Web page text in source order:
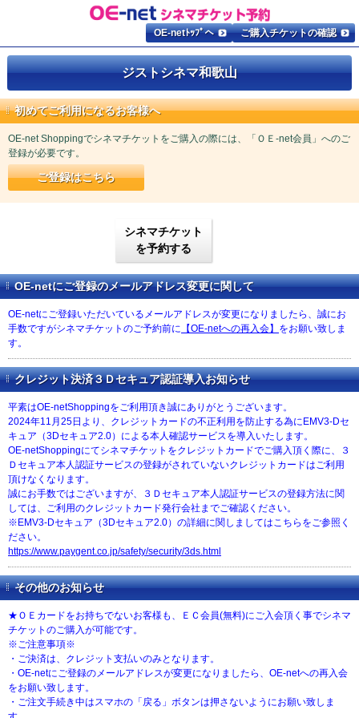
ご購入チケットの確認
OE-netﾄｯﾌﾟへ
ジストシネマ和歌山
初めてご利用になるお客様へ
OE-net Shoppingでシネマチケットをご購入の際には、「ＯＥ-net会員」へのご
登録が必要です。
ご登録はこちら
シネマチケット
を予約する
OE-netにご登録のメールアドレス変更に関して
OE-netにご登録いただいているメールアドレスが変更になりましたら、誠にお
手数ですがシネマチケットのご予約前に 【OE-netへの再入会】 をお願い致しま
す。
クレジット決済３Ｄセキュア認証導入お知らせ
平素はOE-netShoppingをご利用頂き誠にありがとうございます。
2024年11月25日より、クレジットカードの不正利用を防止する為にEMV3-Dセ
キュア（3Dセキュア2.0）による本人確認サービスを導入いたします。
OE-netShoppingにてシネマチケットをクレジットカードでご購入頂く際に、３
Ｄセキュア本人認証サービスの登録がされていないクレジットカードはご利用
頂けなくなります。
誠にお手数ではございますが、３Ｄセキュア本人認証サービスの登録方法に関
しては、ご利用のクレジットカード発行会社までご確認ください。
※EMV3-Dセキュア（3Dセキュア2.0）の詳細に関しましてはこちらをご参照く
ださい。
https://www.paygent.co.jp/safety/security/3ds.html
その他のお知らせ
★ＯＥカードをお持ちでないお客様も、ＥＣ会員(無料)にご入会頂く事でシネマ
チケットのご購入が可能です。
※ご注意事項※
・ご決済は、クレジット支払いのみとなります。
・OE-netにご登録のメールアドレスが変更になりましたら、OE-netへの再入会
をお願い致します。
・ご注文手続き中はスマホの「戻る」ボタンは押さないようにお願い致しま